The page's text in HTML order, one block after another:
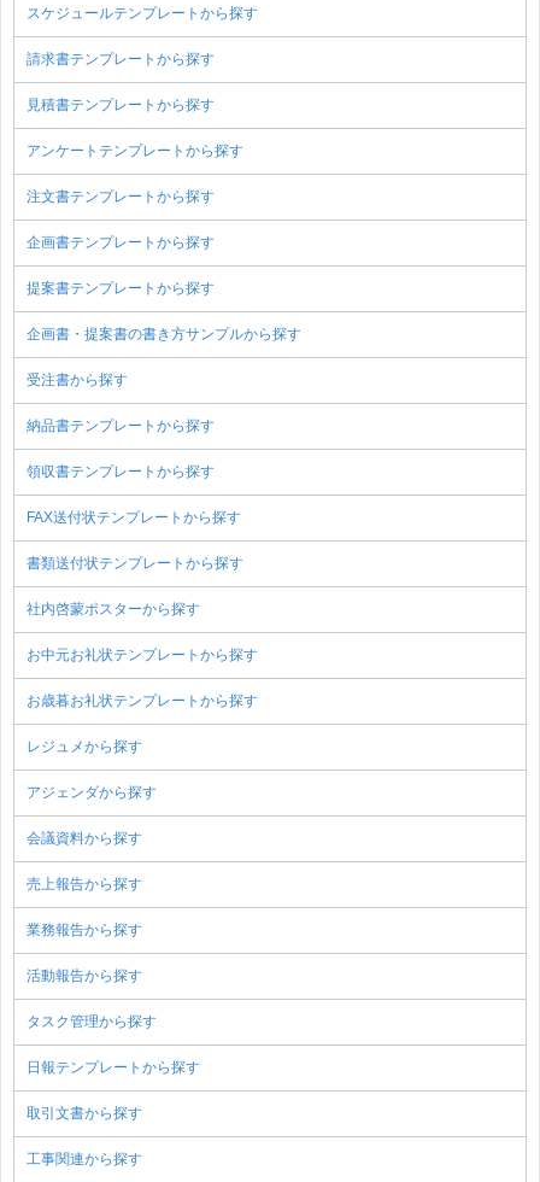
スケジュールテンプレートから探す
請求書テンプレートから探す
見積書テンプレートから探す
アンケートテンプレートから探す
注文書テンプレートから探す
企画書テンプレートから探す
提案書テンプレートから探す
企画書・提案書の書き方サンプルから探す
受注書から探す
納品書テンプレートから探す
領収書テンプレートから探す
FAX送付状テンプレートから探す
書類送付状テンプレートから探す
社内啓蒙ポスターから探す
お中元お礼状テンプレートから探す
お歳暮お礼状テンプレートから探す
レジュメから探す
アジェンダから探す
会議資料から探す
売上報告から探す
業務報告から探す
活動報告から探す
タスク管理から探す
日報テンプレートから探す
取引文書から探す
工事関連から探す